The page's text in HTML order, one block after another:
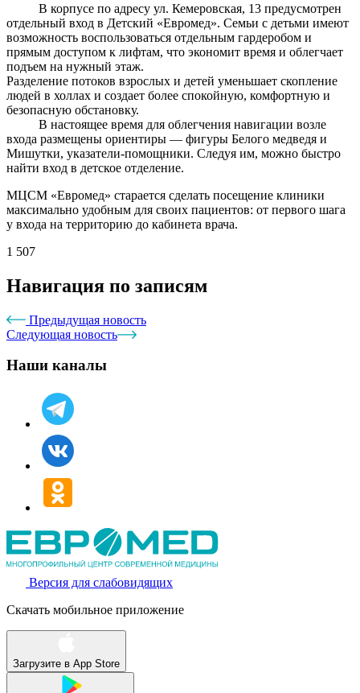
В корпусе по адресу ул. Кемеровская, 13 предусмотрен
отдельный вход в Детский «Евромед». Семьи с детьми имеют
возможность воспользоваться отдельным гардеробом и
прямым доступом к лифтам, что экономит время и облегчает
подъем на нужный этаж.
Разделение потоков взрослых и детей уменьшает скопление
людей в холлах и создает более спокойную, комфортную и
безопасную обстановку.
В настоящее время для облегчения навигации возле
входа размещены ориентиры — фигуры Белого медведя и
Мишутки, указатели-помощники. Следуя им, можно быстро
найти вход в детское отделение.
МЦСМ «Евромед» старается сделать посещение клиники
максимально удобным для своих пациентов: от первого шага
у входа на территорию до кабинета врача.
1 507
Навигация по записям
Предыдущая новость
Следующая новость
Наши каналы
Версия для слабовидящих
Скачать мобильное приложение
Загрузите в App Store